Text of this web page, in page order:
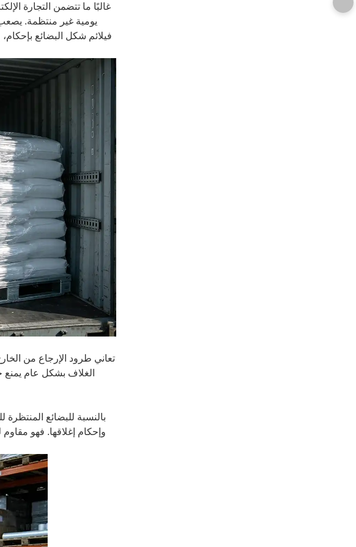
غالبًا ما تتضمن التجارة
يومية غير منتظمة.
فيلائم شكل البضائع
تعاني طرود الإرجاع من
الغلاف بشكل عام يمنع
بالنسبة للبضائع
وإحكام إغلاقها. فهو